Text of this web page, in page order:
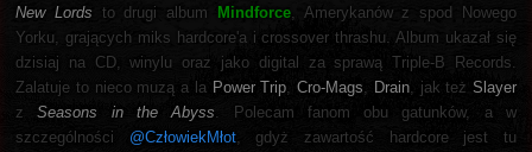
New Lords to drugi album Mindforce, Amerykanów z spod Nowego
Yorku, grających miks hardcore'a i crossover thrashu. Album ukazał się
dzisiaj na CD, winylu oraz jako digital za sprawą Triple-B Records.
Zalatuje to nieco muzą a la Power Trip, Cro-Mags, Drain, jak też Slayer
zSeasons in the Abyss. Polecam fanom obu gatunków, a w
szczególności @CzłowiekMłot, gdyż zawartość hardcore jest tu